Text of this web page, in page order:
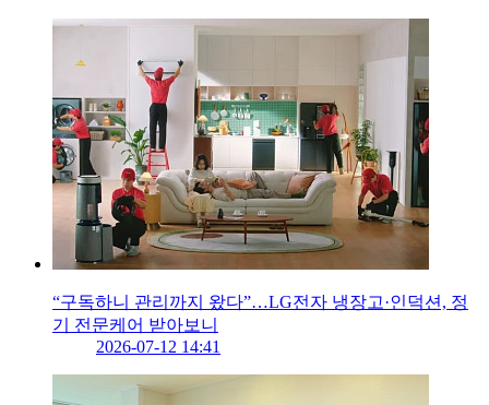
“구독하니 관리까지 왔다”…LG전자 냉장고·인덕션, 정
기 전문케어 받아보니
2026-07-12 14:41